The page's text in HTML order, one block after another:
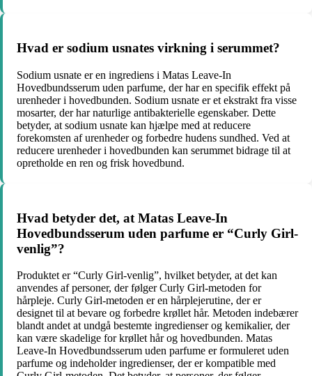
Hvad er sodium usnates virkning i serummet?
Sodium usnate er en ingrediens i Matas Leave-In
Hovedbundsserum uden parfume, der har en specifik effekt på
urenheder i hovedbunden. Sodium usnate er et ekstrakt fra visse
mosarter, der har naturlige antibakterielle egenskaber. Dette
betyder, at sodium usnate kan hjælpe med at reducere
forekomsten af urenheder og forbedre hudens sundhed. Ved at
reducere urenheder i hovedbunden kan serummet bidrage til at
opretholde en ren og frisk hovedbund.
Hvad betyder det, at Matas Leave-In
Hovedbundsserum uden parfume er “Curly Girl-
venlig”?
Produktet er “Curly Girl-venlig”, hvilket betyder, at det kan
anvendes af personer, der følger Curly Girl-metoden for
hårpleje. Curly Girl-metoden er en hårplejerutine, der er
designet til at bevare og forbedre krøllet hår. Metoden indebærer
blandt andet at undgå bestemte ingredienser og kemikalier, der
kan være skadelige for krøllet hår og hovedbunden. Matas
Leave-In Hovedbundsserum uden parfume er formuleret uden
parfume og indeholder ingredienser, der er kompatible med